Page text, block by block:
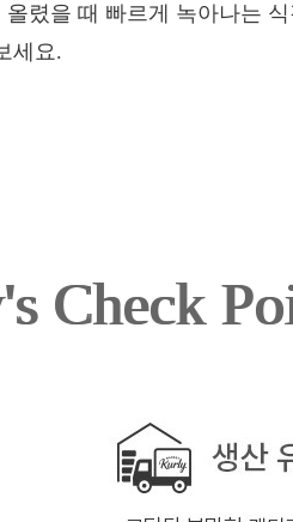
렸을 때 빠르게 녹아나는
세요.
Check